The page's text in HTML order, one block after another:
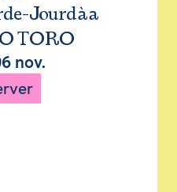
Jourdàa
TORO
nov.